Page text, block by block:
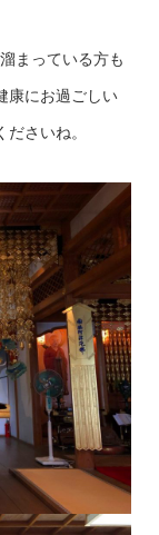
まっている方も
康にお過ごしい
さいね。